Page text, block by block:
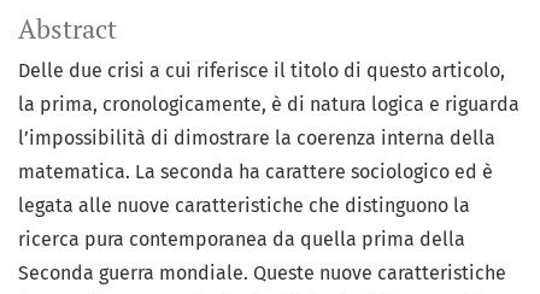
Abstract
Delle due crisi a cui riferisce il titolo di questo articolo,
la prima, cronologicamente, è di natura logica e riguarda
l’impossibilità di dimostrare la coerenza interna della
matematica. La seconda ha carattere sociologico ed è
legata alle nuove caratteristiche che distinguono la
ricerca pura contemporanea da quella prima della
Seconda guerra mondiale. Queste nuove caratteristiche